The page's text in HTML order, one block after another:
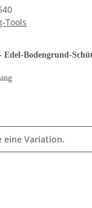
Tools
Edel-Bodengrund-
eine Variation.